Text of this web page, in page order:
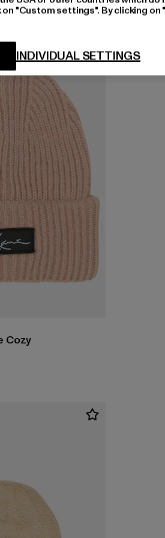
Cozy
EUR 29,99 EUR
"Custom settings". By clicking
INDIVIDUAL SETTINGS